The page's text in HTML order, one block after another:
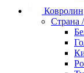
Ковролин
Страна